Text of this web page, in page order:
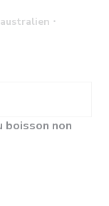
⋅
boisson non